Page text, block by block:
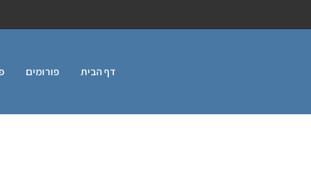
דף הבית פורומים